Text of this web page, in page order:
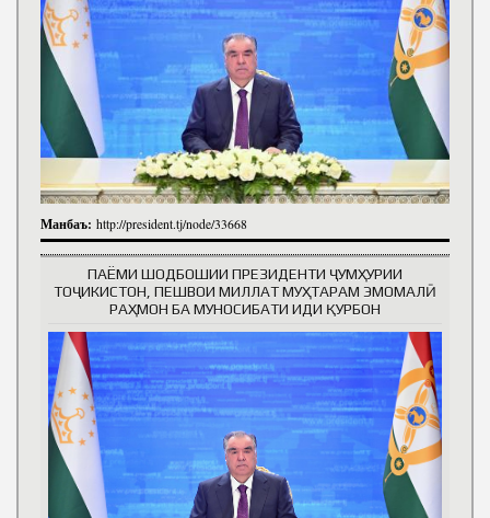
Манбаъ: http://president.tj/node/33668
ПАЁМИ ШОДБОШИИ ПРЕЗИДЕНТИ ҶУМҲУРИИ
ТОҶИКИСТОН, ПЕШВОИ МИЛЛАТ МУҲТАРАМ ЭМОМАЛӢ
РАҲМОН БА МУНОСИБАТИ ИДИ ҚУРБОН